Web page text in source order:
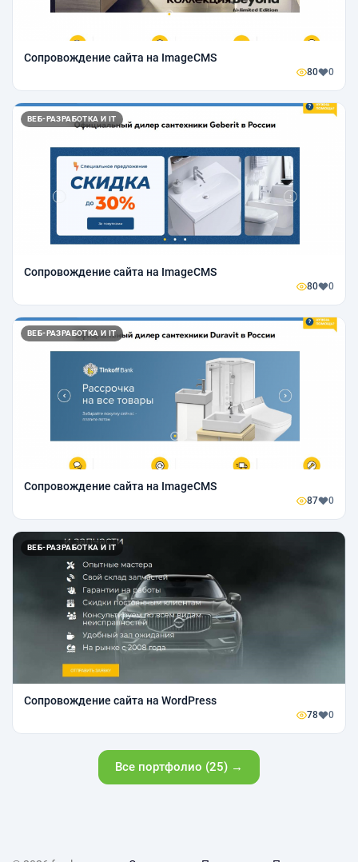
Сопровождение сайта на ImageCMS
80 0
ВЕБ-РАЗРАБОТКА И IT
Сопровождение сайта на ImageCMS
80 0
ВЕБ-РАЗРАБОТКА И IT
Сопровождение сайта на ImageCMS
87 0
ВЕБ-РАЗРАБОТКА И IT
Сопровождение сайта на WordPress
78 0
Все портфолио (25) →